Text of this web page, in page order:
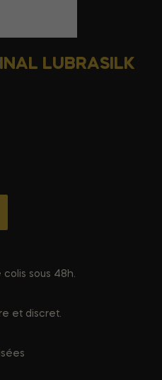
LUBRASILK
sous 48h.
et discret.